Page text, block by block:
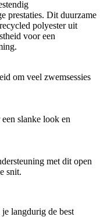
prestaties. Dit duurzame
polyester uit
voor een
om veel zwemsessies
slanke look en
met dit open
snit.
langdurig de best